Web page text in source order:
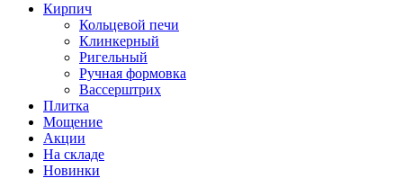
Кирпич
Кольцевой печи
Клинкерный
Ригельный
Ручная формовка
Вассерштрих
Плитка
Мощение
Акции
На складе
Новинки